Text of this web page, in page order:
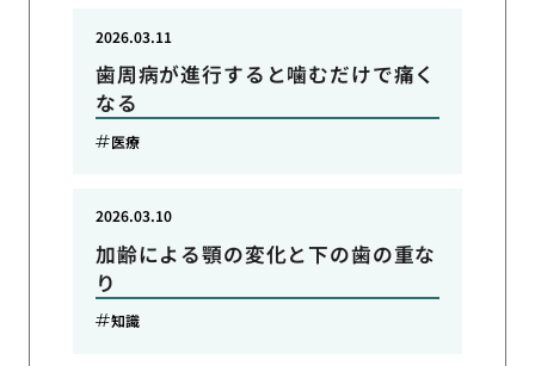
歯周病が進行すると噛むだけで痛く
なる
2026.03.11
医療
加齢による顎の変化と下の歯の重な
り
2026.03.10
知識